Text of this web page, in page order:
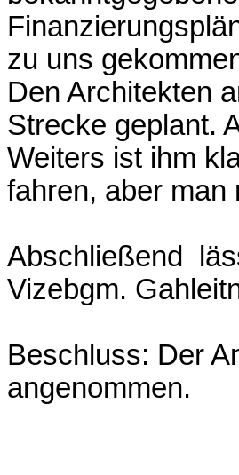
zu uns
Den Architekten
Strecke geplant.
Weiters ist ihm
fahren, aber man
Abschließend
Vizebgm.
Beschluss: Der
angenommen.